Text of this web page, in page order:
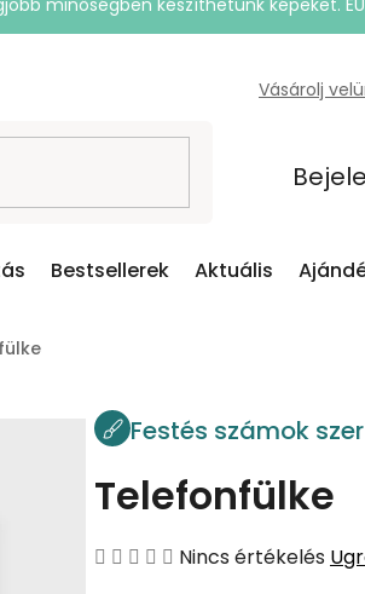
minőségben készíthetünk képeket.
Vásárolj
Bestsellerek Aktuális
Festés számok
Telefonfülke
A
Nincs értékelés